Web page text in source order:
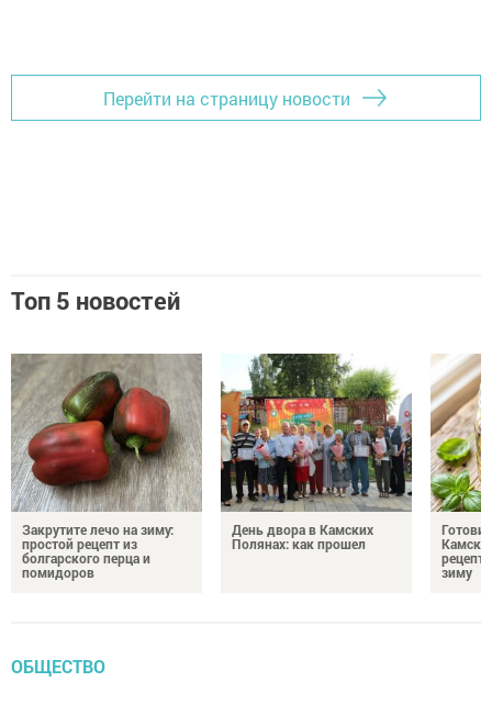
Перейти на страницу новости
Топ 5 новостей
Закрутите лечо на зиму:
простой рецепт из
болгарского перца и
помидоров
День двора в Камских
Полянах: как прошел
зиму
ОБЩЕСТВО